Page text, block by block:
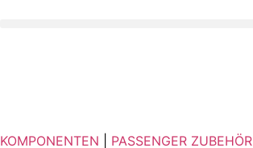
KOMPONENTEN PASSENGER ZUBEHÖR